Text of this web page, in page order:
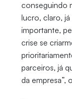
conseguindo
lucro, claro,
importante,
crise se
parceiros, já
da empresa”,